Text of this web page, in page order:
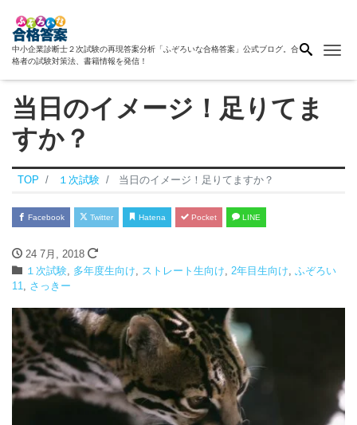
中小企業診断士２次試験の再現答案分析「ふぞろいな合格答案」公式ブログ。合
格者の試験対策法、書籍情報を発信！
当日のイメージ！足りてま
すか？
TOP １次試験 当日のイメージ！足りてますか？
Facebook Twitter Hatena Pocket LINE
24 7月, 2018
１次試験 多年度生向け ストレート生向け 2年目生向け ふぞろい
11
さっきー